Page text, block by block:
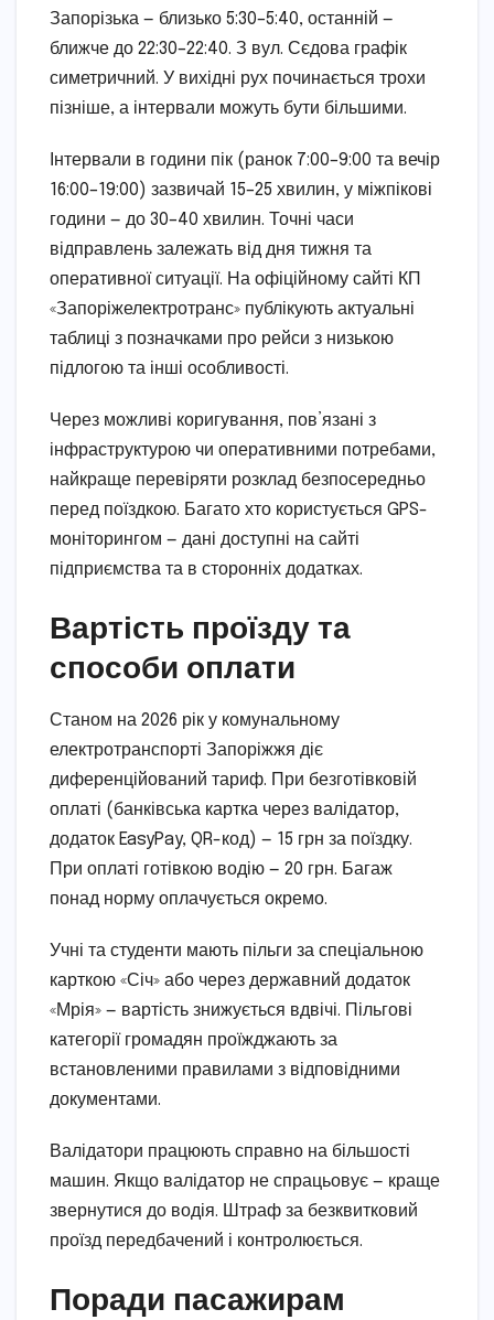
Запорізька — близько 5:30–5:40, останній —
ближче до 22:30–22:40. З вул. Сєдова графік
симетричний. У вихідні рух починається трохи
пізніше, а інтервали можуть бути більшими.
Інтервали в години пік (ранок 7:00–9:00 та вечір
16:00–19:00) зазвичай 15–25 хвилин, у міжпікові
години — до 30–40 хвилин. Точні часи
відправлень залежать від дня тижня та
оперативної ситуації. На офіційному сайті КП
«Запоріжелектротранс» публікують актуальні
таблиці з позначками про рейси з низькою
підлогою та інші особливості.
Через можливі коригування, пов’язані з
інфраструктурою чи оперативними потребами,
найкраще перевіряти розклад безпосередньо
перед поїздкою. Багато хто користується GPS-
моніторингом — дані доступні на сайті
підприємства та в сторонніх додатках.
Вартість проїзду та
способи оплати
Станом на 2026 рік у комунальному
електротранспорті Запоріжжя діє
диференційований тариф. При безготівковій
оплаті (банківська картка через валідатор,
додаток EasyPay, QR-код) — 15 грн за поїздку.
При оплаті готівкою водію — 20 грн. Багаж
понад норму оплачується окремо.
Учні та студенти мають пільги за спеціальною
карткою «Січ» або через державний додаток
«Мрія» — вартість знижується вдвічі. Пільгові
категорії громадян проїжджають за
встановленими правилами з відповідними
документами.
Валідатори працюють справно на більшості
машин. Якщо валідатор не спрацьовує — краще
звернутися до водія. Штраф за безквитковий
проїзд передбачений і контролюється.
Поради пасажирам